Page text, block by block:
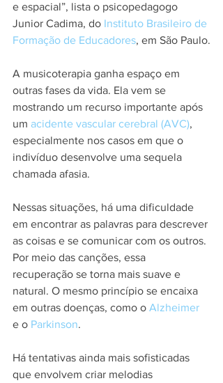
e espacial”, lista o psicopedagogo
Junior Cadima, do Instituto Brasileiro de
Formação de Educadores, em São Paulo.
A musicoterapia ganha espaço em
outras fases da vida. Ela vem se
mostrando um recurso importante após
um acidente vascular cerebral (AVC),
especialmente nos casos em que o
indivíduo desenvolve uma sequela
chamada afasia.
Nessas situações, há uma dificuldade
em encontrar as palavras para descrever
as coisas e se comunicar com os outros.
Por meio das canções, essa
recuperação se torna mais suave e
natural. O mesmo princípio se encaixa
em outras doenças, como o Alzheimer
e o Parkinson.
Há tentativas ainda mais sofisticadas
que envolvem criar melodias